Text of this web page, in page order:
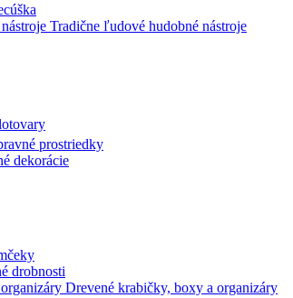
Tradične ľudové hudobné nástroje
prostriedky
dekorácie
drobnosti
Drevené krabičky, boxy a organizáry